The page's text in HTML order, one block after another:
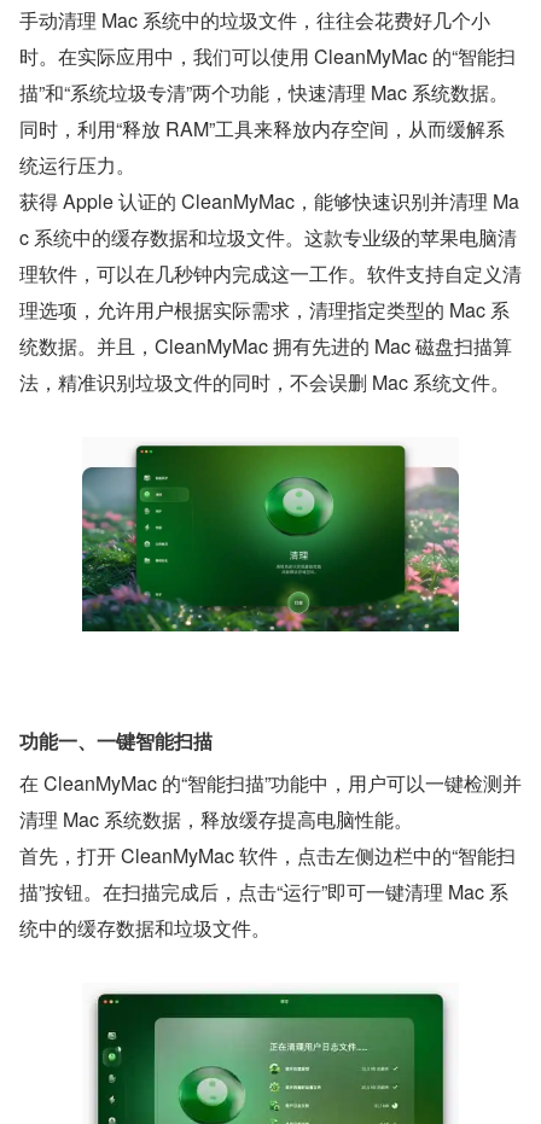
手动清理 Mac 系统中的垃圾文件，往往会花费好几个小
时。在实际应用中，我们可以使用 CleanMyMac 的“智能扫
描”和“系统垃圾专清”两个功能，快速清理 Mac 系统数据。
同时，利用“释放 RAM”工具来释放内存空间，从而缓解系
统运行压力。
获得 Apple 认证的 CleanMyMac，能够快速识别并清理 Ma
c 系统中的缓存数据和垃圾文件。这款专业级的苹果电脑清
理软件，可以在几秒钟内完成这一工作。软件支持自定义清
理选项，允许用户根据实际需求，清理指定类型的 Mac 系
统数据。并且，CleanMyMac 拥有先进的 Mac 磁盘扫描算
法，精准识别垃圾文件的同时，不会误删 Mac 系统文件。
功能一、一键智能扫描
在 CleanMyMac 的“智能扫描”功能中，用户可以一键检测并
清理 Mac 系统数据，释放缓存提高电脑性能。
首先，打开 CleanMyMac 软件，点击左侧边栏中的“智能扫
描”按钮。在扫描完成后，点击“运行”即可一键清理 Mac 系
统中的缓存数据和垃圾文件。